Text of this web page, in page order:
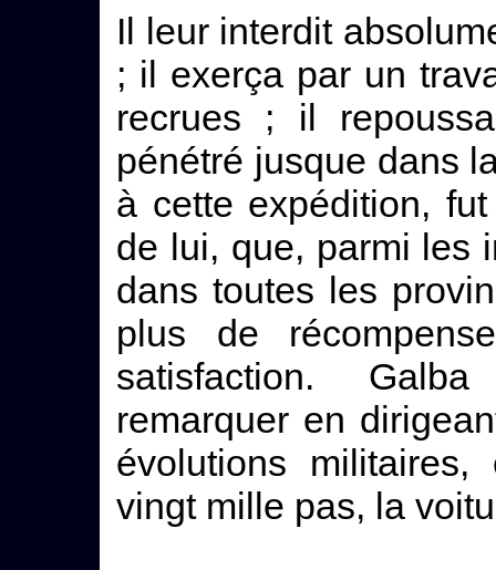
Il leur interdit
; il exerça par un
recrues ; il
pénétré jusque dans
à cette expédition,
de lui, que, parmi les
dans toutes les
plus de
satisfaction.
remarquer en
évolutions
vingt mille pas, la